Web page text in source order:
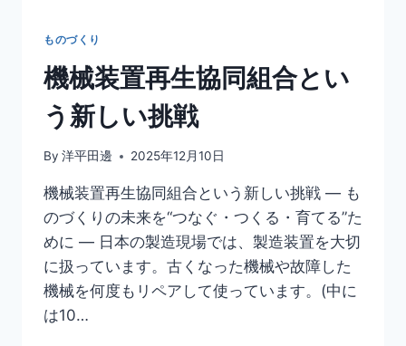
ものづくり
機械装置再生協同組合とい
う新しい挑戦
By 洋平田邊 2025年12月10日
機械装置再生協同組合という新しい挑戦 ― も
のづくりの未来を“つなぐ・つくる・育てる”た
めに ― 日本の製造現場では、製造装置を大切
に扱っています。古くなった機械や故障した
機械を何度もリペアして使っています。(中に
は10…